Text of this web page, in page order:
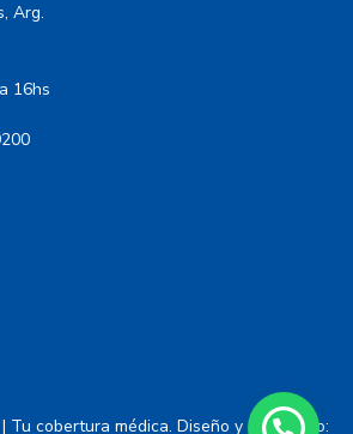
Arg.
16hs
cobertura médica. Diseño y desarrollo: